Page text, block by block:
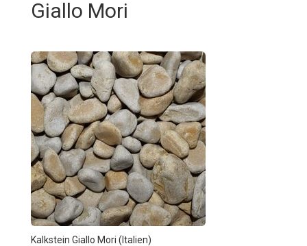
Giallo Mori
Kalkstein Giallo Mori (Italien)